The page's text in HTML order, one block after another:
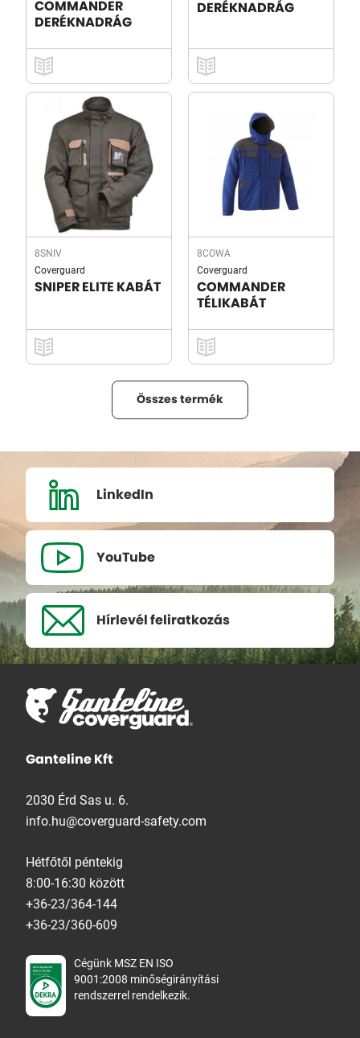
COMMANDER
DERÉKNADRÁG
DERÉKNADRÁG
8SNIV
Coverguard
SNIPER ELITE KABÁT
8COWA
Coverguard
COMMANDER
TÉLIKABÁT
Összes termék
LinkedIn
YouTube
Hírlevél feliratkozás
Ganteline Kft
2030 Érd Sas u. 6.
info.hu@coverguard-safety.com
Hétfőtől péntekig
8:00-16:30 között
+36-23/364-144
+36-23/360-609
Cégünk MSZ EN ISO
9001:2008 minőségirányítási
rendszerrel rendelkezik.